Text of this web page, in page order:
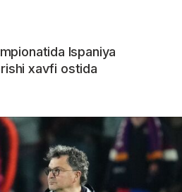
Ispaniya
xavfi ostida